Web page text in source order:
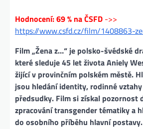
Hodnocení: 69 % na ČSFD ->>
https://www.csfd.cz/film/1408863-
Film „Žena z…“ je polsko-švédské
které sleduje 45 let života Aniely
žijící v provinčním polském městě.
jsou hledání identity, rodinné
předsudky. Film si získal pozornost
zpracování transgender tématiky a
do osobního příběhu hlavní postavy.